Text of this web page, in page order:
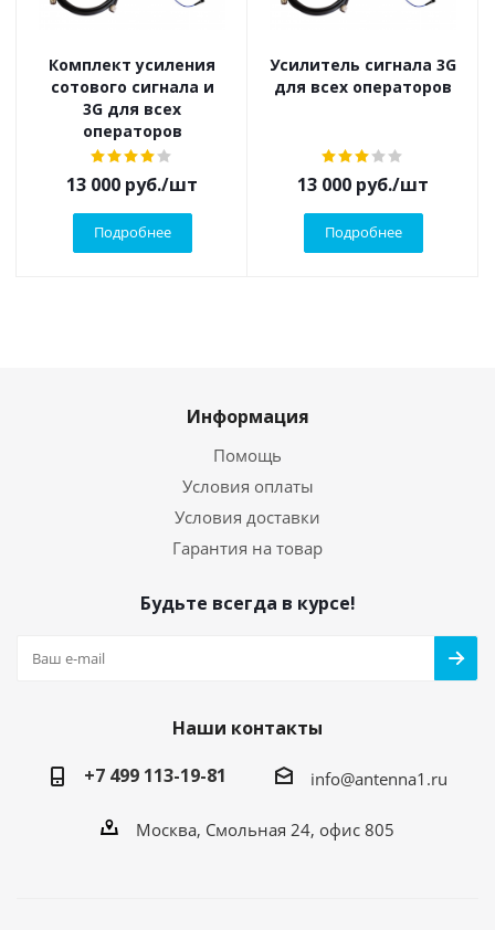
Комплект усиления
сотового сигнала и
3G для всех
операторов
13 000 руб./шт
Подробнее
Усилитель сигнала 3G
для всех операторов
13 000 руб./шт
Подробнее
Информация
Помощь
Условия оплаты
Условия доставки
Гарантия на товар
Будьте всегда в курсе!
Наши контакты
+7 499 113-19-81
info@antenna1.ru
Москва, Смольная 24, офис 805